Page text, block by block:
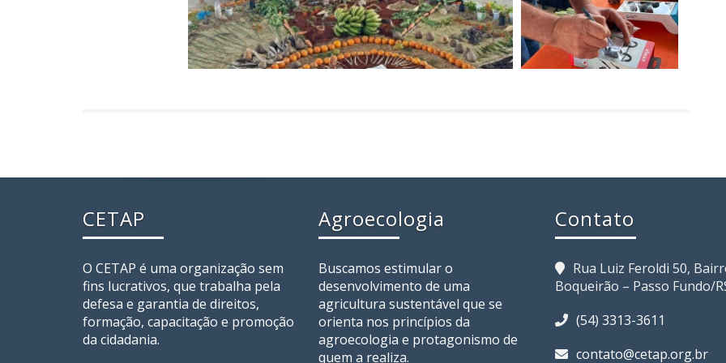
CETAP
O CETAP é uma organização sem
fins lucrativos, que trabalha pela
defesa e garantia de direitos,
formação, capacitação e promoção
da cidadania.
Agroecologia
Buscamos estimular o
desenvolvimento de uma
agricultura sustentável que se
orienta nos princípios da
agroecologia e protagonismo de
quem a realiza.
Contato
Rua Luiz Feroldi 50,
Boqueirão – Passo Fundo/
(54) 3313-3611
contato@cetap.org.br